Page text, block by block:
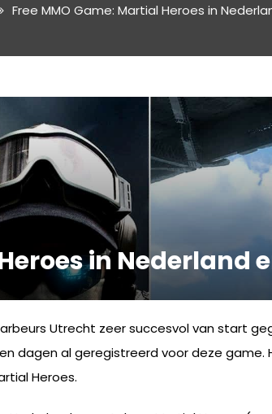
Free MMO Game: Martial Heroes in
in Nederland
Utrecht zeer succesvol van start
dagen al geregistreerd voor deze
Heroes.